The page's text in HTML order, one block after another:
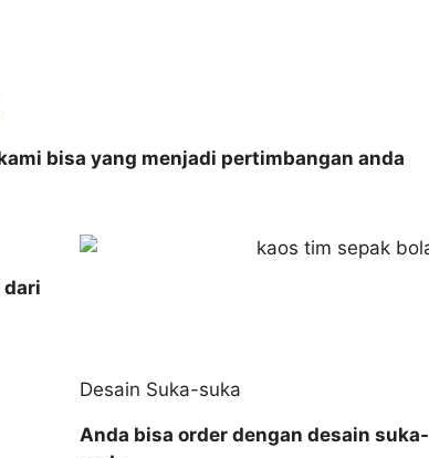
bisa yang menjadi pertimbangan anda
dari
Desain Suka-suka
Anda bisa order dengan desain